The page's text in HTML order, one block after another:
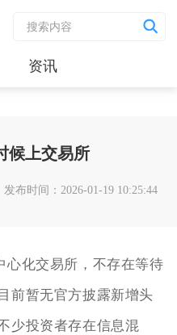
资讯
候上交易所
发布时间：2026-01-19 10:25:44
心化交易所，不存在等待
前暂无官方披露新增头
少投资者存在信息混